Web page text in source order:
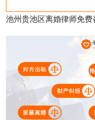
池州贵池区离婚律师免费